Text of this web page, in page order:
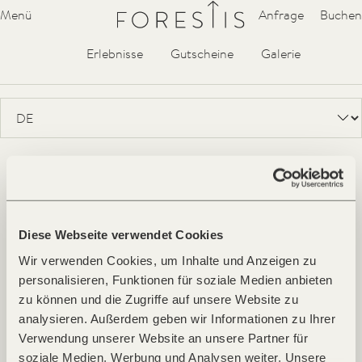
Diese Webseite verwendet Cookies
Wir verwenden Cookies, um Inhalte und Anzeigen zu
personalisieren, Funktionen für soziale Medien anbieten
zu können und die Zugriffe auf unsere Website zu
analysieren. Außerdem geben wir Informationen zu Ihrer
Verwendung unserer Website an unsere Partner für
soziale Medien, Werbung und Analysen weiter. Unsere
Menü Forestis
Anfrage Buchen
Hideaway Villa Spa YERA
Waldküche
Erlebnisse
Gutscheine Galerie
Penthouse Tower Suite Suite
Room
Im FORESTIS ist ein Aufenthalt ab 14 Jahren möglich.
Anzahlung
Check-in, Check-out
Hunde
Late Check-out
Nichtraucherhotel
Ortstaxe